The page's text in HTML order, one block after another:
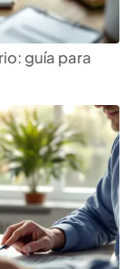
guía para